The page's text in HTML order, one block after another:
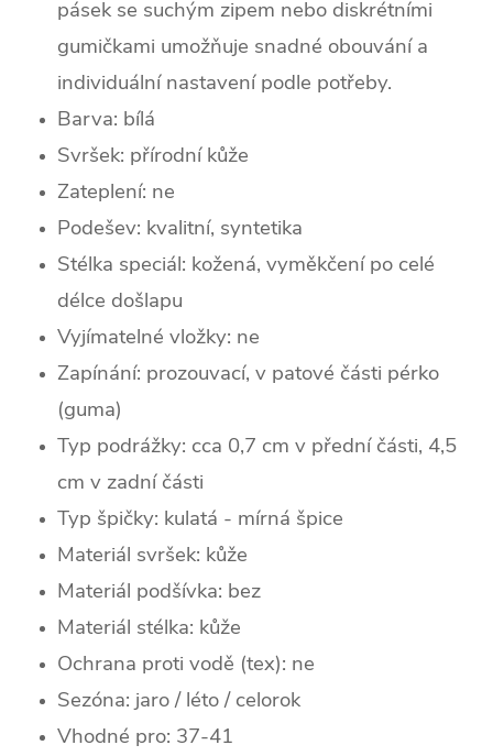
pásek se suchým zipem nebo diskrétními
gumičkami umožňuje snadné obouvání a
individuální nastavení podle potřeby.
Barva: bílá
Svršek: přírodní kůže
Zateplení: ne
Podešev: kvalitní, syntetika
Stélka speciál: kožená, vyměkčení po celé
délce došlapu
Vyjímatelné vložky: ne
Zapínání: prozouvací, v patové části pérko
(guma)
Typ podrážky: cca 0,7 cm v přední části, 4,5
cm v zadní části
Typ špičky: kulatá - mírná špice
Materiál svršek: kůže
Materiál podšívka: bez
Materiál stélka: kůže
Ochrana proti vodě (tex): ne
Sezóna: jaro / léto / celorok
Vhodné pro: 37-41